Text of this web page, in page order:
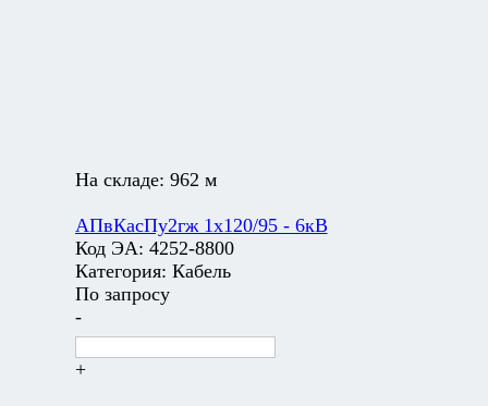
На складе: 962 м
АПвКасПу2гж 1х120/95 - 6кВ
Код ЭА: 4252-8800
Категория: Кабель
По запросу
-
+